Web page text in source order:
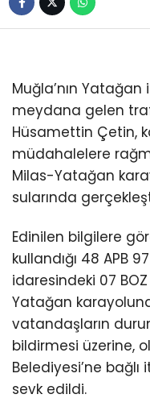
İLETIŞIM
Muğla’nın
meydana gelen
Hüsamettin Çetin,
müdahalelere
Milas-Yatağan
sularında
Edinilen bilgilere
kullandığı 48 APB
idaresindeki 07
Yatağan
vatandaşların
bildirmesi üzerine,
Belediyesi’ne bağlı
sevk edildi.